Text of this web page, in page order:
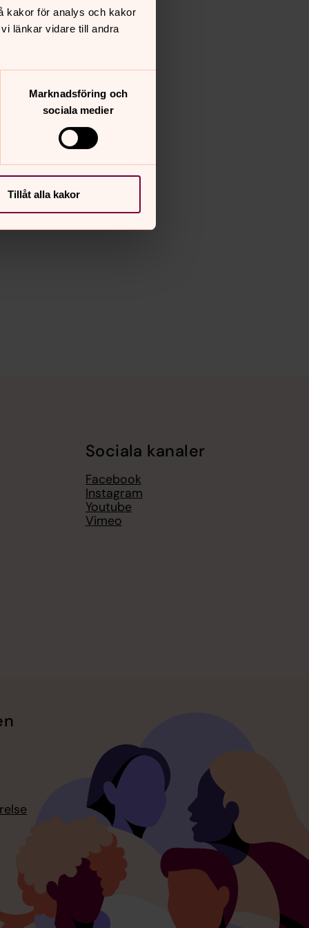
kakor för analys och kakor
länkar vidare till andra
Marknadsföring och
sociala medier
Tillåt alla kakor
Sociala kanaler
Facebook
Instagram
Youtube
Vimeo